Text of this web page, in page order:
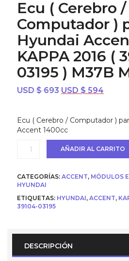
Ecu ( Cerebro /
Computador )
Hyundai
KAPPA 2016 (
03195 ) M37B
USD $693 El
era:
USD
$ 693.
USD $ 594
es:
Ecu ( Cerebro / Computador )
Accent 1400cc
/
Computador
para
Hyundai
2016
(
AÑADIR AL CARRITO
CATEGORÍAS: ACCENT, MÓDULOS
HYUNDAI
ETIQUETAS: HYUNDAI, ACCENT,
39104-03195
DESCRIPCIÓN